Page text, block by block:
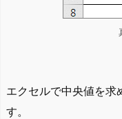
エクセルで中央値を求
す。